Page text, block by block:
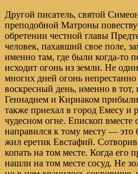
Другой писатель, святой
преподобной Матроны
обретении честной главы
человек, пахавший свое поле,
именно там, где были когда-то
исходит огонь из земли. Не
многих дней огонь
воскресный день, именно в тот,
Геннадием и Кириаком прибыли
также приехал в город Емесу и
чудесном огне. Епископ
направился к тому месту — это
жил еретик Евстафий.
копать на том месте. Когда его
нашли на том месте сосуд. Не